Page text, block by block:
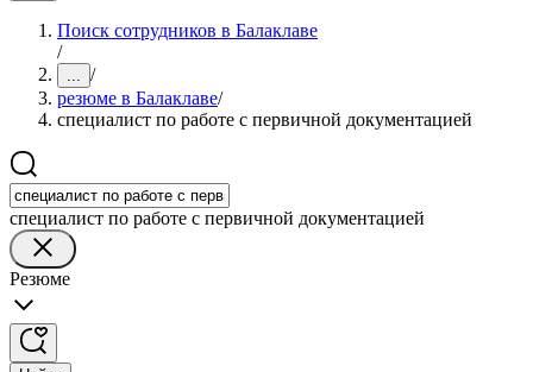
Поиск сотрудников в Балаклаве
/
... /
резюме в Балаклаве/
специалист по работе с первичной документацией
специалист по работе с первичной документацией
Резюме